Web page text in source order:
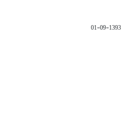
1393-09-01